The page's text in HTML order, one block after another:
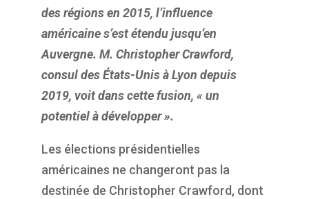
des régions en 2015, l’influence
américaine s’est étendu jusqu’en
Auvergne. M. Christopher Crawford,
consul des États-Unis à Lyon depuis
2019, voit dans cette fusion, « un
potentiel à développer ».
Les élections présidentielles
américaines ne changeront pas la
destinée de Christopher Crawford, dont